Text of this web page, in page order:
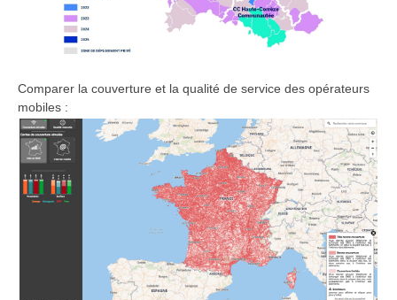
Comparer la couverture et la qualité de service des opérateurs
mobiles :